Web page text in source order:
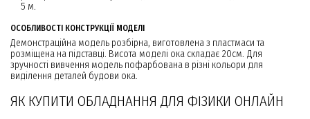
5 м.
ОСОБЛИВОСТІ КОНСТРУКЦІЇ МОДЕЛІ
Демонстраційна модель розбірна, виготовлена з пластмаси та
розміщена на підставці. Висота моделі ока складає 20см. Для
зручності вивчення модель пофарбована в різні кольори для
виділення деталей будови ока.
ЯК КУПИТИ ОБЛАДНАННЯ ДЛЯ ФІЗИКИ ОНЛАЙН